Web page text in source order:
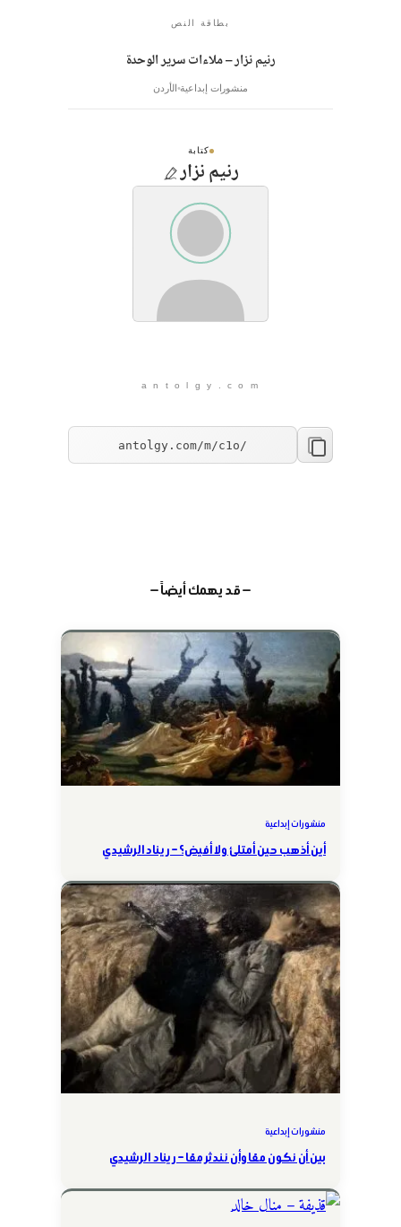
بطاقة النص
رنيم نزار – ملاءات سرير الوحدة
منشورات إبداعية الأردن
كتابة
رنيم نزار
a n t o l g y . c o m
— قد يهمك أيضاً —
منشورات إبداعية
أين أذهب حين أمتلئ ولا أفيض؟ – ريناد الرشيدي
منشورات إبداعية
بين أن نكون معًا وأن نندثر معًا – ريناد الرشيدي